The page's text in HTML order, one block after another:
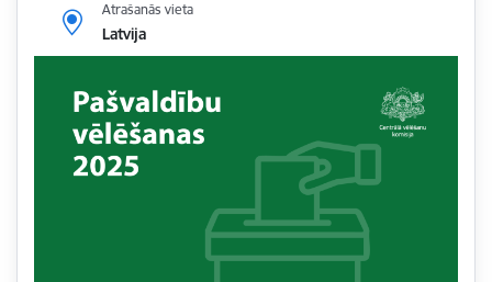
Atrašanās vieta
Latvija